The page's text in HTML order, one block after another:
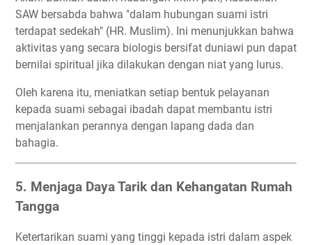
SAW bersabda bahwa "dalam hubungan suami istri
terdapat sedekah" (HR. Muslim). Ini menunjukkan bahwa
aktivitas yang secara biologis bersifat duniawi pun dapat
bernilai spiritual jika dilakukan dengan niat yang lurus.
Oleh karena itu, meniatkan setiap bentuk pelayanan
kepada suami sebagai ibadah dapat membantu istri
menjalankan perannya dengan lapang dada dan
bahagia.
5. Menjaga Daya Tarik dan Kehangatan Rumah
Tangga
Ketertarikan suami yang tinggi kepada istri dalam aspek